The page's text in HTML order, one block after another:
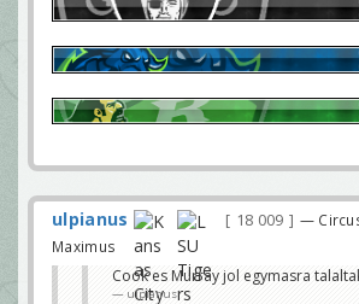
ulpianus 18 009
—
Maximus
Cook es Murray jol egymasra
ulpianus